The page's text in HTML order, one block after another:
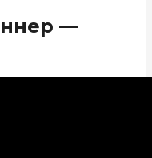
—